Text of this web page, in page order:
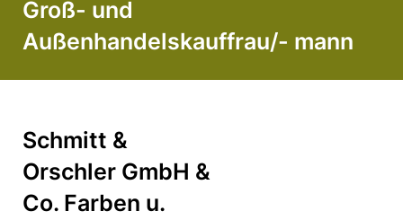
Groß- und
Außenhandelskauffrau/- mann
Schmitt &
Orschler GmbH &
Co. Farben u.